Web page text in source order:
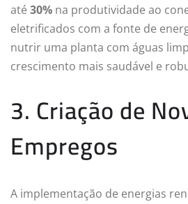
até 30% na produtividade ao
eletrificados com a fonte de
nutrir uma planta com águas
crescimento mais saudável e
3. Criação de
Empregos
A implementação de energias